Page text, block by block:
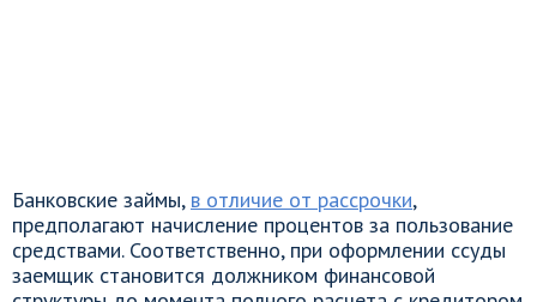
Банковские займы, в отличие от рассрочки,
предполагают начисление процентов за пользование
средствами. Соответственно, при оформлении ссуды
заемщик становится должником финансовой